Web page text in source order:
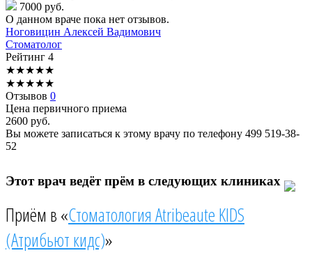
7000 руб.
О данном враче пока нет отзывов.
Ноговицин Алексей Вадимович
Стоматолог
Рейтинг 4
★★★★★
★★★★★
Отзывов 0
Цена первичного приема
2600 руб.
Вы можете записаться к этому врачу по телефону 499 519-38-
52
Этот врач ведёт прём в следующих клиниках
Приём в «Стоматология Atribeaute KIDS
(Атрибьют кидс)»